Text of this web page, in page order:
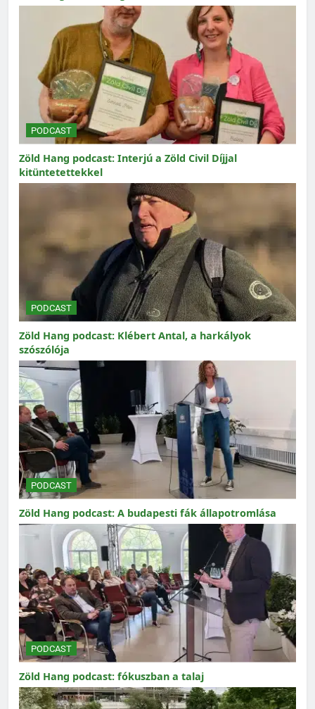
PODCAST
Zöld Hang podcast: Interjú a Zöld Civil Díjjal
kitüntetettekkel
PODCAST
Zöld Hang podcast: Klébert Antal, a harkályok
szószólója
PODCAST
Zöld Hang podcast: A budapesti fák állapotromlása
PODCAST
Zöld Hang podcast: fókuszban a talaj